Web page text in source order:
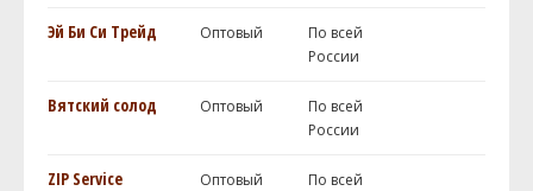
Эй Би Си Трейд Оптовый
По всей
России
Вятский солод Оптовый
По всей
России
ZIP Service Оптовый
По всей